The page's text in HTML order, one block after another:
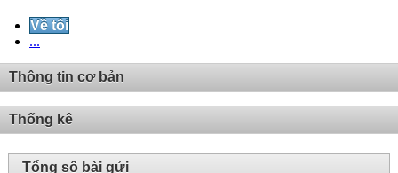
Về tôi
...
Thông tin cơ bản
Thống kê
Tổng số bài gửi